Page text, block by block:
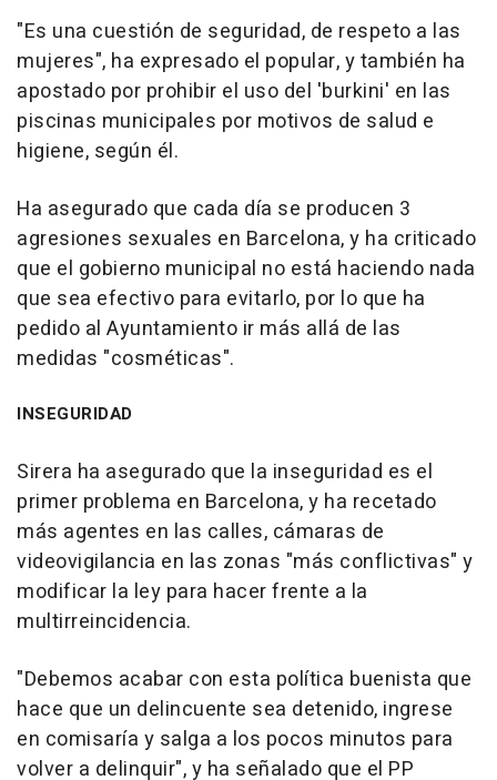
"Es una cuestión de seguridad, de respeto a las
mujeres", ha expresado el popular, y también ha
apostado por prohibir el uso del 'burkini' en las
piscinas municipales por motivos de salud e
higiene, según él.
Ha asegurado que cada día se producen 3
agresiones sexuales en Barcelona, y ha criticado
que el gobierno municipal no está haciendo nada
que sea efectivo para evitarlo, por lo que ha
pedido al Ayuntamiento ir más allá de las
medidas "cosméticas".
INSEGURIDAD
Sirera ha asegurado que la inseguridad es el
primer problema en Barcelona, y ha recetado
más agentes en las calles, cámaras de
videovigilancia en las zonas "más conflictivas" y
modificar la ley para hacer frente a la
multirreincidencia.
"Debemos acabar con esta política buenista que
hace que un delincuente sea detenido, ingrese
en comisaría y salga a los pocos minutos para
volver a delinquir", y ha señalado que el PP